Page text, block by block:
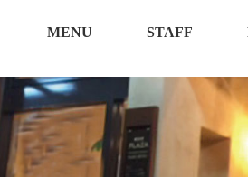
MENU STAFF